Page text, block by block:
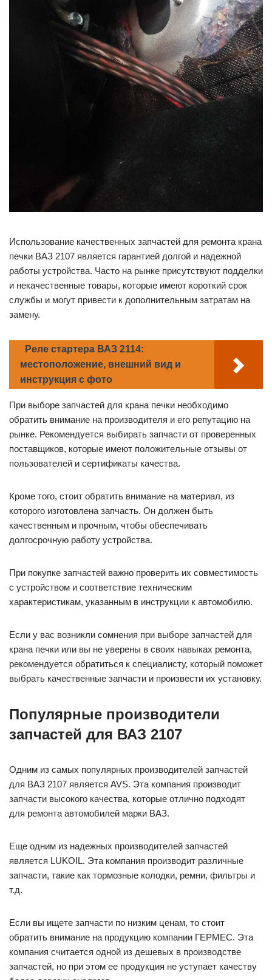
Использование качественных запчастей для ремонта крана
печки ВАЗ 2107 является гарантией долгой и надежной
работы устройства. Часто на рынке присутствуют подделки
и некачественные товары, которые имеют короткий срок
службы и могут привести к дополнительным затратам на
замену.
Реле стартера ВАЗ 2114:
местоположение, внешний вид и
инструкция с фото
При выборе запчастей для крана печки необходимо
обратить внимание на производителя и его репутацию на
рынке. Рекомендуется выбирать запчасти от проверенных
поставщиков, которые имеют положительные отзывы от
пользователей и сертификаты качества.
Кроме того, стоит обратить внимание на материал, из
которого изготовлена запчасть. Он должен быть
качественным и прочным, чтобы обеспечивать
долгосрочную работу устройства.
При покупке запчастей важно проверить их совместимость
с устройством и соответствие техническим
характеристикам, указанным в инструкции к автомобилю.
Если у вас возникли сомнения при выборе запчастей для
крана печки или вы не уверены в своих навыках ремонта,
рекомендуется обратиться к специалисту, который поможет
выбрать качественные запчасти и произвести их установку.
Популярные производители
запчастей для ВАЗ 2107
Одним из самых популярных производителей запчастей
для ВАЗ 2107 является AVS. Эта компания производит
запчасти высокого качества, которые отлично подходят
для ремонта автомобилей марки ВАЗ.
Еще одним из надежных производителей запчастей
является LUKOIL. Эта компания производит различные
запчасти, такие как тормозные колодки, ремни, фильтры и
т.д.
Если вы ищете запчасти по низким ценам, то стоит
обратить внимание на продукцию компании ГЕРМЕС. Эта
компания считается одной из дешевых в производстве
запчастей, но при этом ее продукция не уступает качеству